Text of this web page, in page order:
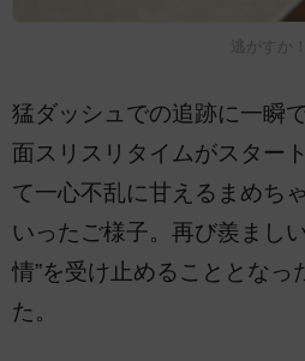
逃がすか！
猛ダッシュでの追跡に一瞬
面スリスリタイムがスター
て一心不乱に甘えるまめち
いったご様子。再び羨まし
情”を受け止めることとなっ
た。